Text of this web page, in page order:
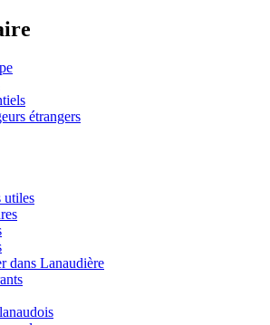
étrangers
utiles
dans Lanaudière